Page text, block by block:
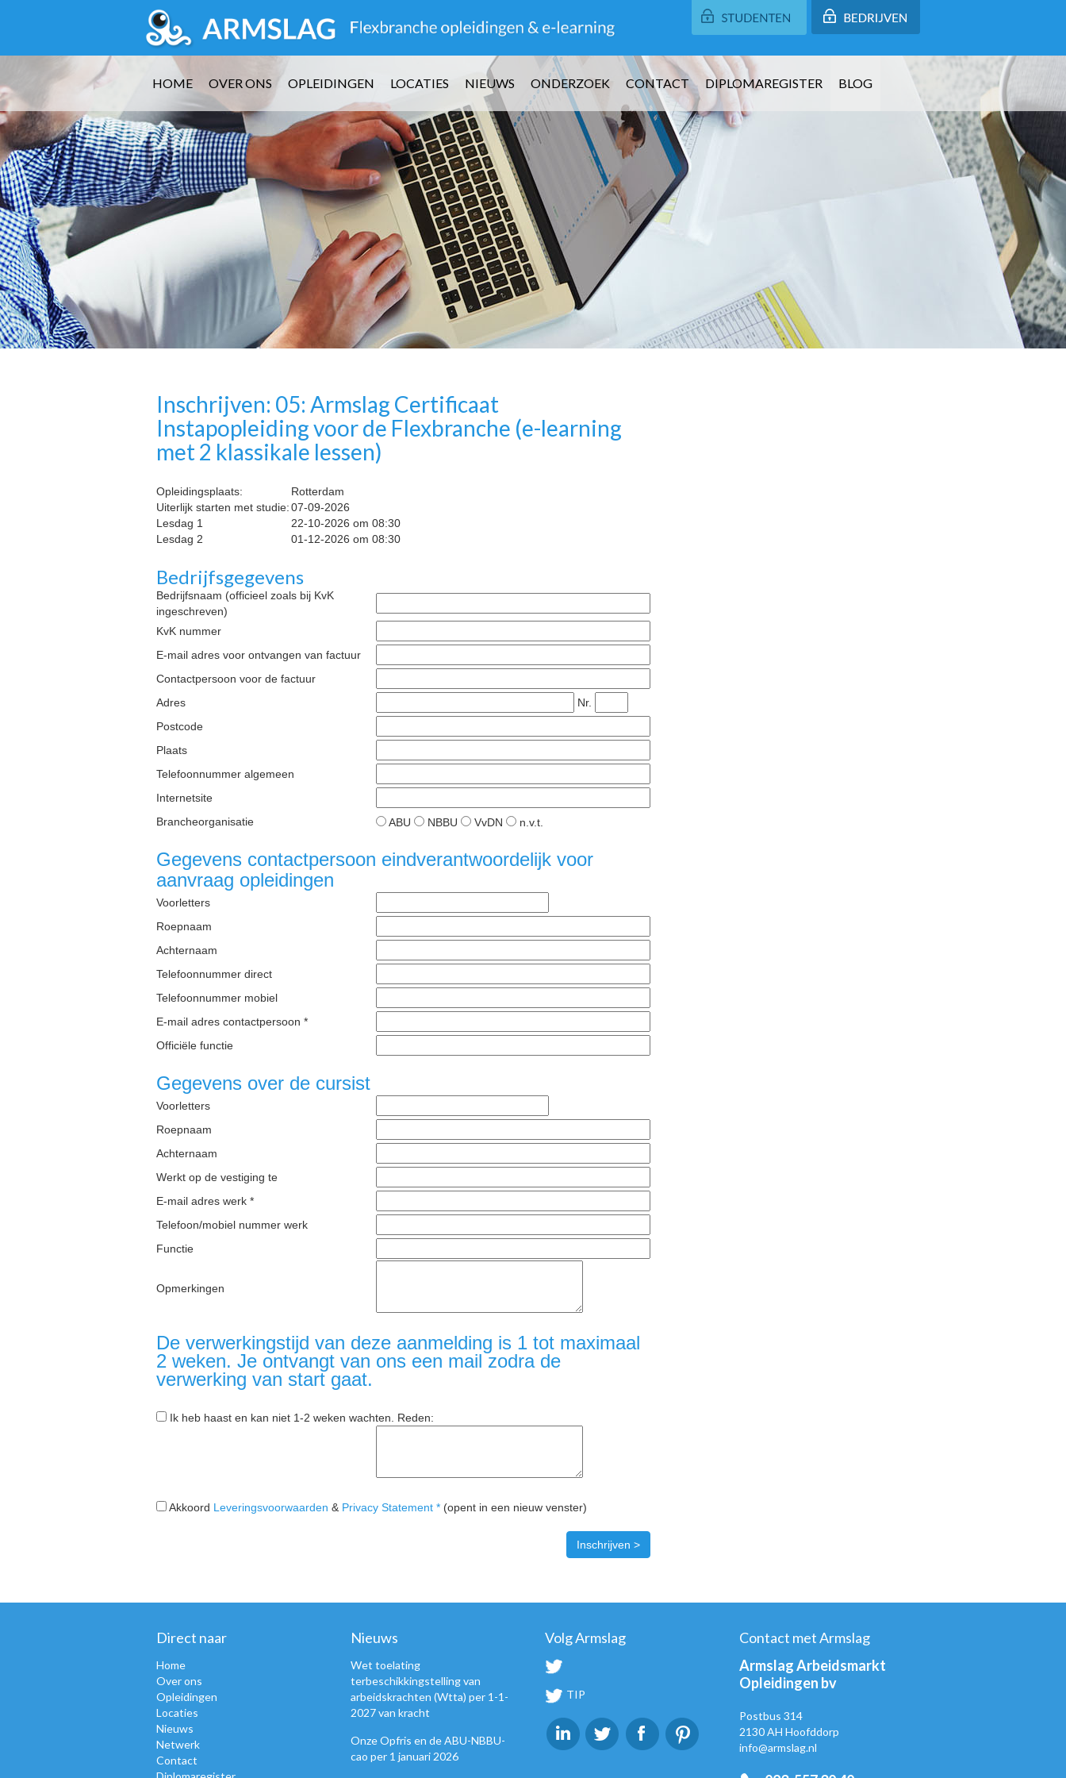
HOME OVER ONS OPLEIDINGEN LOCATIES NIEUWS ONDERZOEK CONTACT DIPLOMAREGISTER BLOG
Inschrijven: 05: Armslag Certificaat
Instapopleiding voor de Flexbranche (e-learning
met 2 klassikale lessen)
Opleidingsplaats:
Rotterdam
Uiterlijk starten met studie:07-09-2026
Lesdag 1
22-10-2026 om 08:30
Lesdag 2
01-12-2026 om 08:30
Bedrijfsgegevens
Bedrijfsnaam (officieel zoals bij KvK
ingeschreven)
KvK nummer
E-mail adres voor ontvangen van factuur
Contactpersoon voor de factuur
Adres
Nr.
Postcode
Plaats
Telefoonnummer algemeen
Internetsite
Brancheorganisatie
ABU NBBU VvDN n.v.t.
Gegevens contactpersoon eindverantwoordelijk voor
aanvraag opleidingen
Voorletters
Roepnaam
Achternaam
Telefoonnummer direct
Telefoonnummer mobiel
E-mail adres contactpersoon *
Officiële functie
Gegevens over de cursist
Voorletters
Roepnaam
Achternaam
Werkt op de vestiging te
E-mail adres werk *
Telefoon/mobiel nummer werk
Functie
Opmerkingen
De verwerkingstijd van deze aanmelding is 1 tot maximaal
2 weken. Je ontvangt van ons een mail zodra de
verwerking van start gaat.
Ik heb haast en kan niet 1-2 weken wachten. Reden:
Akkoord Leveringsvoorwaarden & Privacy Statement * (opent in een nieuw venster)
Direct naar
Home
Over ons
Opleidingen
Locaties
Nieuws
Netwerk
Contact
Nieuws
Wet toelating
terbeschikkingstelling van
arbeidskrachten (Wtta) per 1-1-
2027 van kracht
Onze Opfris en de ABU-NBBU-
cao per 1 januari 2026
Volg Armslag
TIP
Contact met Armslag
Armslag Arbeidsmarkt
Opleidingen bv
Postbus 314
2130 AH Hoofddorp
info@armslag.nl